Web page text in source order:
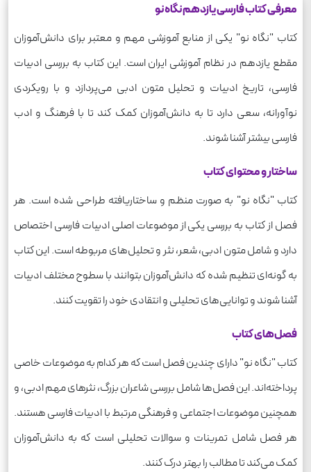
معرفی کتاب فارسی یازدهم نگاه نو
کتاب "نگاه نو" یکی از منابع آموزشی مهم و معتبر برای دانش‌آموزان
مقطع یازدهم در نظام آموزشی ایران است. این کتاب به بررسی ادبیات
فارسی، تاریخ ادبیات و تحلیل متون ادبی می‌پردازد و با رویکردی
نوآورانه، سعی دارد تا به دانش‌آموزان کمک کند تا با فرهنگ و ادب
فارسی بیشتر آشنا شوند.
ساختار و محتوای کتاب
کتاب "نگاه نو" به صورت منظم و ساختاریافته طراحی شده است. هر
فصل از کتاب به بررسی یکی از موضوعات اصلی ادبیات فارسی اختصاص
دارد و شامل متون ادبی، شعر، نثر و تحلیل‌های مربوطه است. این کتاب
به گونه‌ای تنظیم شده که دانش‌آموزان بتوانند با سطوح مختلف ادبیات
آشنا شوند و توانایی‌های تحلیلی و انتقادی خود را تقویت کنند.
فصل‌های کتاب
کتاب "نگاه نو" دارای چندین فصل است که هر کدام به موضوعات خاصی
پرداخته‌اند. این فصل‌ها شامل بررسی شاعران بزرگ، نثرهای مهم ادبی، و
همچنین موضوعات اجتماعی و فرهنگی مرتبط با ادبیات فارسی هستند.
هر فصل شامل تمرینات و سوالات تحلیلی است که به دانش‌آموزان
کمک می‌کند تا مطالب را بهتر درک کنند.